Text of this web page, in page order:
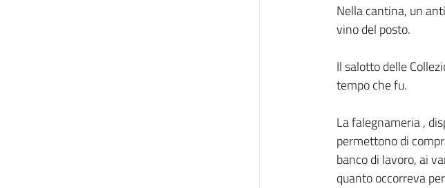
Nella cantina, un
vino del posto.
Il salotto delle
tempo che fu.
La falegnameria ,
permettono di
banco di lavoro, ai
quanto occorreva